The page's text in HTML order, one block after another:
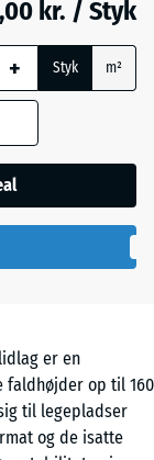
er en
op til 160
til legepladser
og de isatte
kr. / Styk
+ Styk m²